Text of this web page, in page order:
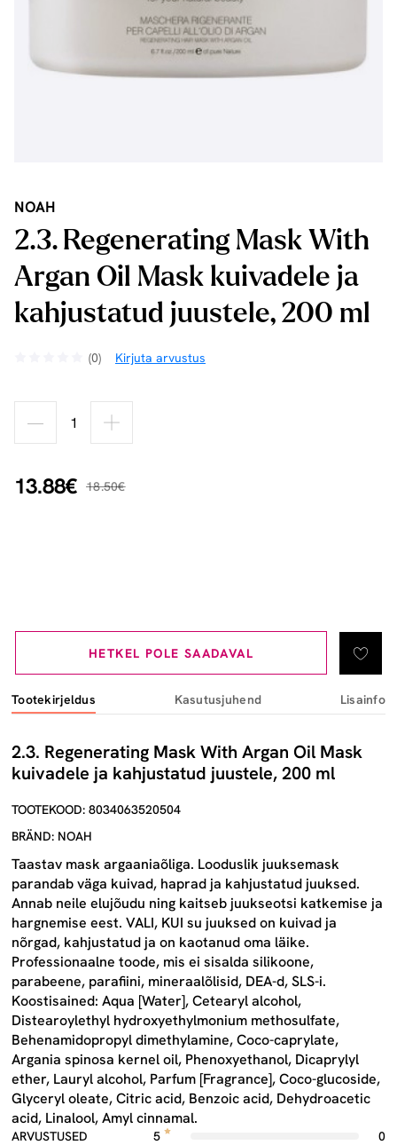
NOAH
2.3. Regenerating Mask With
Argan Oil Mask kuivadele ja
kahjustatud juustele, 200 ml
(0) Kirjuta arvustus
13.88€ 18.50€
HETKEL POLE SAADAVAL
Tootekirjeldus Kasutusjuhend Lisainfo
2.3. Regenerating Mask With Argan Oil Mask
kuivadele ja kahjustatud juustele, 200 ml
TOOTEKOOD: 8034063520504
BRÄND: NOAH
Taastav mask argaaniaõliga. Looduslik juuksemask
parandab väga kuivad, haprad ja kahjustatud juuksed.
Annab neile elujõudu ning kaitseb juukseotsi katkemise ja
hargnemise eest. VALI, KUI su juuksed on kuivad ja
nõrgad, kahjustatud ja on kaotanud oma läike.
Professionaalne toode, mis ei sisalda silikoone,
parabeene, parafiini, mineraalõlisid, DEA-d, SLS-i.
Koostisained: Aqua [Water], Cetearyl alcohol,
Distearoylethyl hydroxyethylmonium methosulfate,
Behenamidopropyl dimethylamine, Coco-caprylate,
Argania spinosa kernel oil, Phenoxyethanol, Dicaprylyl
ether, Lauryl alcohol, Parfum [Fragrance], Coco-glucoside,
Glyceryl oleate, Citric acid, Benzoic acid, Dehydroacetic
acid, Linalool, Amyl cinnamal.
ARVUSTUSED 5
0